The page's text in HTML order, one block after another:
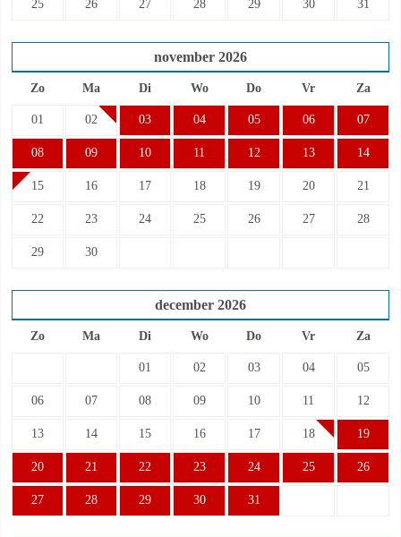
25 26 27 28 29 30 31
november 2026
Zo Ma Di Wo Do Vr Za
01 02 03 04 05 06 07
08 09 10 11 12 13 14
15 16 17 18 19 20 21
22 23 24 25 26 27 28
29 30
december 2026
Zo Ma Di Wo Do Vr Za
01 02 03 04 05
06 07 08 09 10 11 12
13 14 15 16 17 18 19
20 21 22 23 24 25 26
27 28 29 30 31